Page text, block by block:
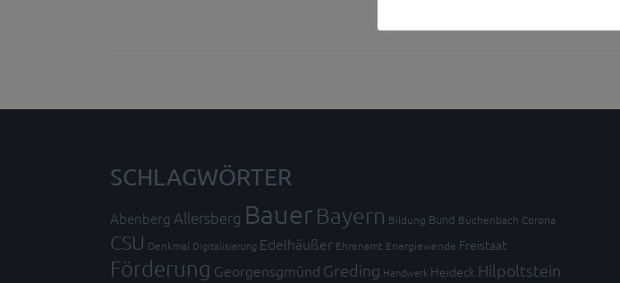
SCHLAGWÖRTER
Abenberg Allersberg Bauer Bayern Bildung Bund Büchenbach Corona
CSU Denkmal Digitalisierung Edelhäußer Ehrenamt Energiewende Freistaat
Förderung Georgensgmünd Greding Handwerk Heideck Hilpoltstein